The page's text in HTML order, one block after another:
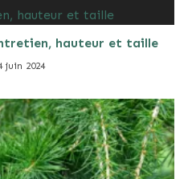
hauteur et taille
juin 2024